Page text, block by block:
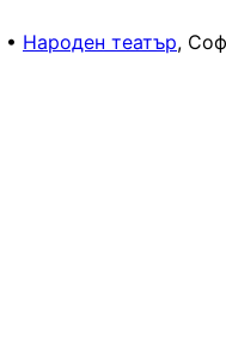
• Народен театър,